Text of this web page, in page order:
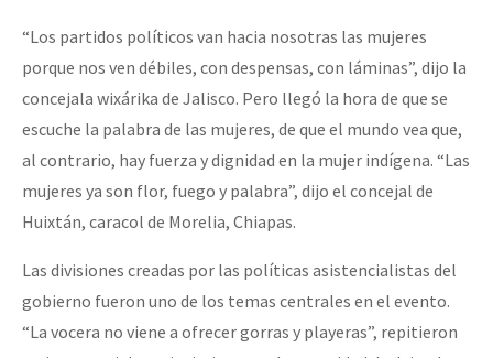
“Los partidos políticos van hacia nosotras las mujeres
porque nos ven débiles, con despensas, con láminas”, dijo la
concejala wixárika de Jalisco. Pero llegó la hora de que se
escuche la palabra de las mujeres, de que el mundo vea que,
al contrario, hay fuerza y dignidad en la mujer indígena. “Las
mujeres ya son flor, fuego y palabra”, dijo el concejal de
Huixtán, caracol de Morelia, Chiapas.
Las divisiones creadas por las políticas asistencialistas del
gobierno fueron uno de los temas centrales en el evento.
“La vocera no viene a ofrecer gorras y playeras”, repitieron